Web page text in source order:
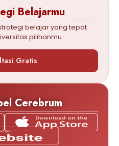
Belajarmu
belajar yang tepat
pilihanmu.
Gratis
Cerebrum